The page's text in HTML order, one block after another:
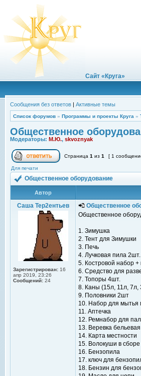
Сайт «Круга»
Сообщения без ответов | Активные темы
Список форумов » Программы и проекты Круга »
Общественное
Модераторы: М.Ю., skvoznyak
Страница 1 из 1 [ 1
Для печати
Общественное оборудование
Автор
Саша Тер2ентьев
Зарегистрирован: 16
апр 2019, 23:26
Сообщений: 24
Общественное
Общественное
1. Зимушка
2. Тент для Зимушки
3. Печь
4. Лучковая пила 2шт.
5. Костровой набор +
6. Средство для
7. Топоры 4шт.
8. Каны (15л, 11л, 7л,
9. Половники 2шт
10. Набор для мытья
11. Аптечка
12. Ремнабор для
13. Веревка
14. Карта местности
15. Волокуши в
16. Бензопила
17. ключ для
18. Бензин для